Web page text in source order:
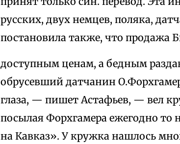
русских, двух немцев, поляка,
постановила также, что продажа
доступным ценам, а бедным
обрусевший датчанин
глаза, — пишет Астафьев, — вел
посылая Форхгамера ежегодно то
на Кавказ». У кружка нашлось